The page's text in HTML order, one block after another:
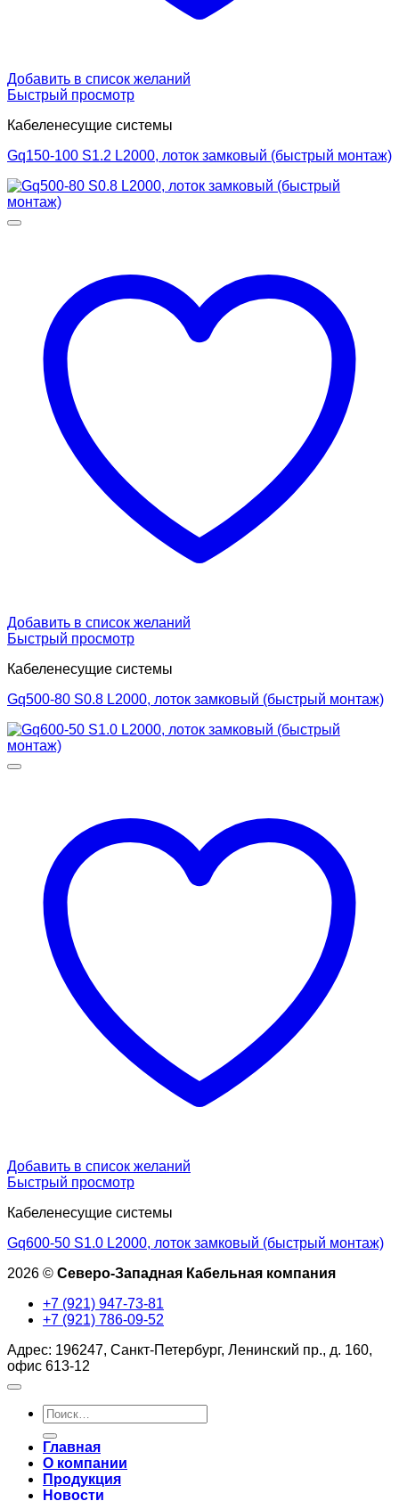
Добавить в список желаний
Быстрый просмотр
Кабеленесущие системы
Gq150-100 S1.2 L2000, лоток замковый (быстрый монтаж)
Добавить в список желаний
Быстрый просмотр
Кабеленесущие системы
Gq500-80 S0.8 L2000, лоток замковый (быстрый монтаж)
Добавить в список желаний
Быстрый просмотр
Кабеленесущие системы
Gq600-50 S1.0 L2000, лоток замковый (быстрый монтаж)
2026 © Северо-Западная Кабельная компания
+7 (921) 947-73-81
+7 (921) 786-09-52
Адрес: 196247, Санкт-Петербург, Ленинский пр., д. 160,
офис 613-12
Искать:
Главная
О компании
Продукция
Новости